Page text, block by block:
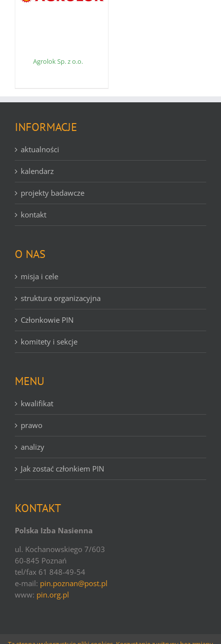
Agrolok Sp. z o.o.
INFORMACJE
aktualności
kalendarz
projekty badawcze
kontakt
O NAS
misja i cele
struktura organizacyjna
Członkowie PIN
komitety i sekcje
MENU
kwalifikat
prawo
analizy
Jak zostać członkiem PIN
KONTAKT
Polska Izba Nasienna
ul. Kochanowskiego 7/603
60-845 Poznań
tel/fax 61 848-49-54
e-mail: pin.poznan@post.pl
www: pin.org.pl